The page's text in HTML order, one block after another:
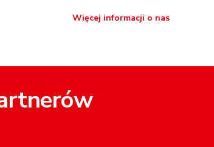
Więcej informacji o nas